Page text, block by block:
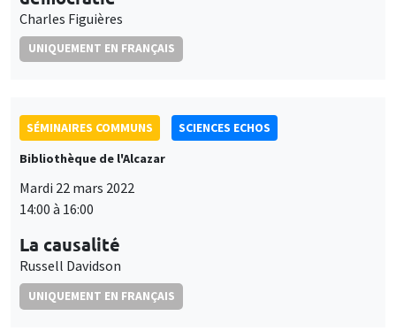
Charles Figuières
UNIQUEMENT EN FRANÇAIS
SÉMINAIRES COMMUNS
SCIENCES ECHOS
Bibliothèque de l'Alcazar
Mardi 22 mars 2022
14:00 à 16:00
La causalité
Russell Davidson
UNIQUEMENT EN FRANÇAIS